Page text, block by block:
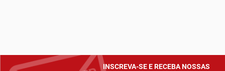
INSCREVA-SE E RECEBA NOSSAS